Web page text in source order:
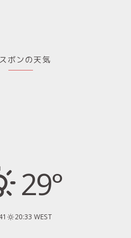
ボンの天気
29°
20:33 WEST